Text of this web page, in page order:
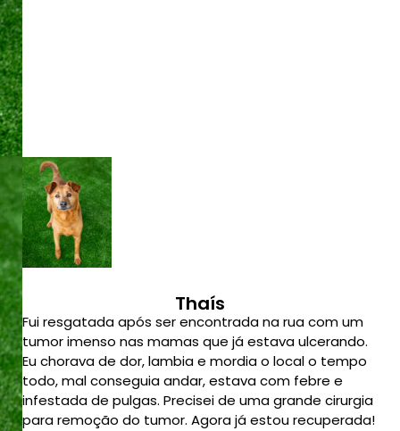
Thaís
Fui resgatada após ser encontrada na rua com um
tumor imenso nas mamas que já estava ulcerando.
Eu chorava de dor, lambia e mordia o local o tempo
todo, mal conseguia andar, estava com febre e
infestada de pulgas. Precisei de uma grande cirurgia
para remoção do tumor. Agora já estou recuperada!